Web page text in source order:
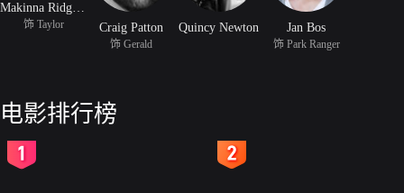
Makinna Ridgway
饰 Taylor Craig Patton
饰 Gerald
Quincy Newton Jan Bos
饰 Park Ranger
电影排行榜